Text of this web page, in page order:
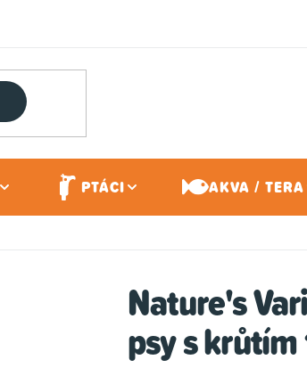
PTÁCI AKVA / TERA
Nature's
psy s krůtím